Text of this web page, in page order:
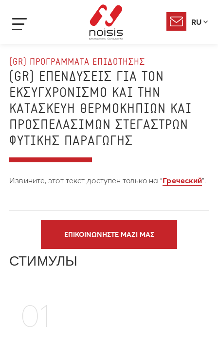
RU
(GR) ΠΡΟΓΡΑΜΜΑΤΑ ΕΠΙΔΟΤΗΣΗΣ
(GR) ΕΠΕΝΔΥΣΕΙΣ ΓΙΑ ΤΟΝ
ΕΚΣΥΓΧΡΟΝΙΣΜΟ ΚΑΙ ΤΗΝ
ΚΑΤΑΣΚΕΥΗ ΘΕΡΜΟΚΗΠΙΩΝ ΚΑΙ
ΠΡΟΣΠΕΛΑΣΙΜΩΝ ΣΤΕΓΑΣΤΡΩΝ
ΦΥΤΙΚΗΣ ΠΑΡΑΓΩΓΗΣ
Извините, этот текст доступен только на “Греческий”.
ΕΠΙΚΟΙΝΩΝΗΣΤΕ ΜΑΖΙ ΜΑΣ
СТИМУЛЫ
01